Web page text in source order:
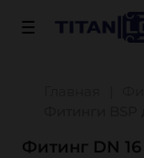
Важно!
Фитинг DN 16